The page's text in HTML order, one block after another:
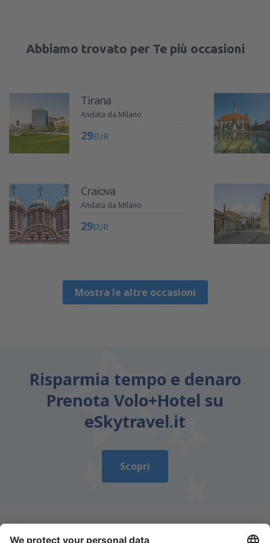
Abbiamo trovato per Te più occasioni
Tirana
Andata da Milano
29EUR
Craiova
Andata da Milano
29EUR
Mostra le altre occasioni
Risparmia tempo e denaro
Prenota Volo+Hotel su
eSkytravel.it
Scopri